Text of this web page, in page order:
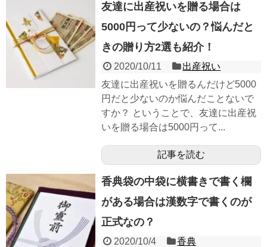
友達に出産祝いを贈る場合は
5000円って少ないの？悩んだと
きの贈り方2選も紹介！
2020/10/11
出産祝い
友達に出産祝いを贈るんだけど5000
円だと少ないのか悩んだことないで
すか？ ということで、友達に出産祝
いを贈る場合は5000円って...
記事を読む
香典袋の中袋に横書きで書く欄
がある場合は漢数字で書くのが
正式なの？
2020/10/4
香典